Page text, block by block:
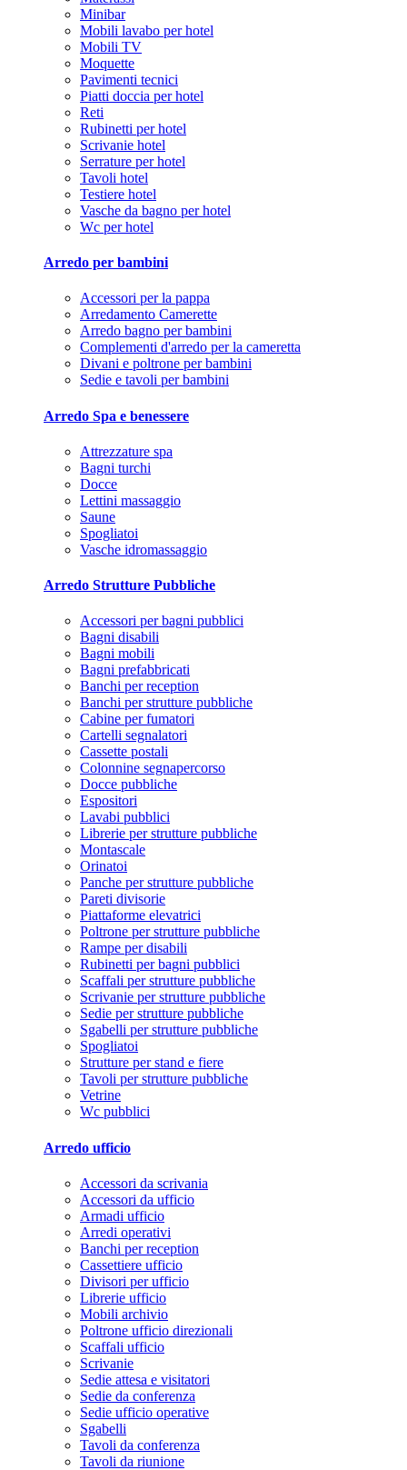
Minibar
Mobili lavabo per hotel
Mobili TV
Moquette
Pavimenti tecnici
Piatti doccia per hotel
Reti
Rubinetti per hotel
Scrivanie hotel
Serrature per hotel
Tavoli hotel
Testiere hotel
Vasche da bagno per hotel
Wc per hotel
Arredo per bambini
Accessori per la pappa
Arredamento Camerette
Arredo bagno per bambini
Complementi d'arredo per la cameretta
Divani e poltrone per bambini
Sedie e tavoli per bambini
Arredo Spa e benessere
Attrezzature spa
Bagni turchi
Docce
Lettini massaggio
Saune
Spogliatoi
Vasche idromassaggio
Arredo Strutture Pubbliche
Accessori per bagni pubblici
Bagni disabili
Bagni mobili
Bagni prefabbricati
Banchi per reception
Banchi per strutture pubbliche
Cabine per fumatori
Cartelli segnalatori
Cassette postali
Colonnine segnapercorso
Docce pubbliche
Espositori
Lavabi pubblici
Librerie per strutture pubbliche
Montascale
Orinatoi
Panche per strutture pubbliche
Pareti divisorie
Piattaforme elevatrici
Poltrone per strutture pubbliche
Rampe per disabili
Rubinetti per bagni pubblici
Scaffali per strutture pubbliche
Scrivanie per strutture pubbliche
Sedie per strutture pubbliche
Sgabelli per strutture pubbliche
Spogliatoi
Strutture per stand e fiere
Tavoli per strutture pubbliche
Vetrine
Wc pubblici
Arredo ufficio
Accessori da scrivania
Accessori da ufficio
Armadi ufficio
Arredi operativi
Banchi per reception
Cassettiere ufficio
Divisori per ufficio
Librerie ufficio
Mobili archivio
Poltrone ufficio direzionali
Scaffali ufficio
Scrivanie
Sedie attesa e visitatori
Sedie da conferenza
Sedie ufficio operative
Sgabelli
Tavoli da conferenza
Tavoli da riunione